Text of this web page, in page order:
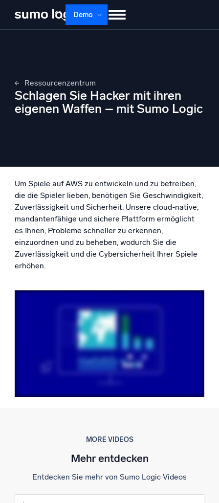
Demo
Kostenlos testen Support
Dojo AI NEU
Plattform
Überwachen, Fehler beheben, automatisieren und verteidigen
Unterstützt durch KI/ML
Proprietäre Algorithmen, maschinelles Lernen und generative KI
Intelligente Sicherheitsoperationen
Bedrohungen schneller erkennen und intelligenter
Protokolle für Sicherheit
Cloud-Sicherheit durch umfassende Protokolleinsicht
Intelligente Cloud-Abläufe
Zertifizierungen
Ressourcenzentrum
Schlagen Sie Hacker mit ihren
eigenen Waffen – mit Sumo Logic
Um Spiele auf AWS zu entwickeln und zu betreiben,
die die Spieler lieben, benötigen Sie Geschwindigkeit,
Zuverlässigkeit und Sicherheit. Unsere cloud-native,
mandantenfähige und sichere Plattform ermöglicht
es Ihnen, Probleme schneller zu erkennen,
einzuordnen und zu beheben, wodurch Sie die
Zuverlässigkeit und die Cybersicherheit Ihrer Spiele
erhöhen.
MORE VIDEOS
Mehr entdecken
Entdecken Sie mehr von Sumo Logic Videos